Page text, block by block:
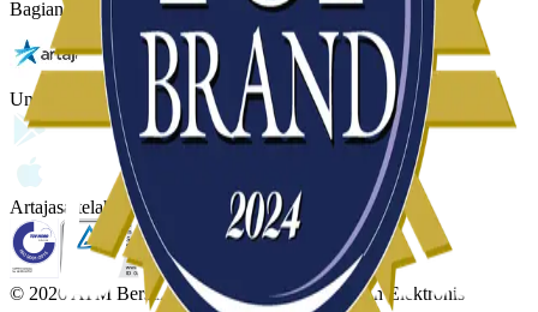
Bagian dari:
Unduh aplikasi
Artajasa telah tersertifikasi:
© 2026 ATM Bersama | PT Artajasa Pembayaran Elektronis